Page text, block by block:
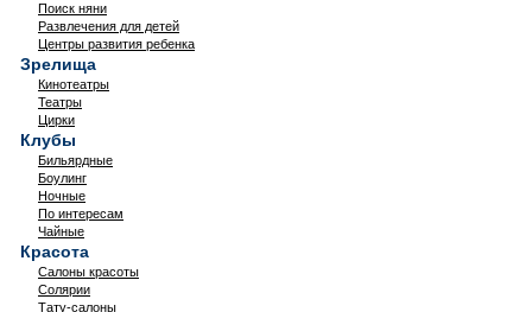
Поиск няни
Развлечения для детей
Центры развития ребенка
Зрелища
Кинотеатры
Театры
Цирки
Клубы
Бильярдные
Боулинг
Ночные
По интересам
Чайные
Красота
Салоны красоты
Солярии
Тату-салоны